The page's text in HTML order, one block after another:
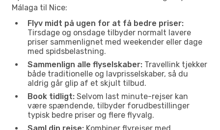
Málaga til Nice:
Flyv midt på ugen for at få bedre priser:
Tirsdage og onsdage tilbyder normalt lavere
priser sammenlignet med weekender eller dage
med spidsbelastning.
Sammenlign alle flyselskaber: Travellink tjekker
både traditionelle og lavprisselskaber, så du
aldrig går glip af et skjult tilbud.
Book tidligt: Selvom last minute-rejser kan
være spændende, tilbyder forudbestillinger
typisk bedre priser og flere flyvalg.